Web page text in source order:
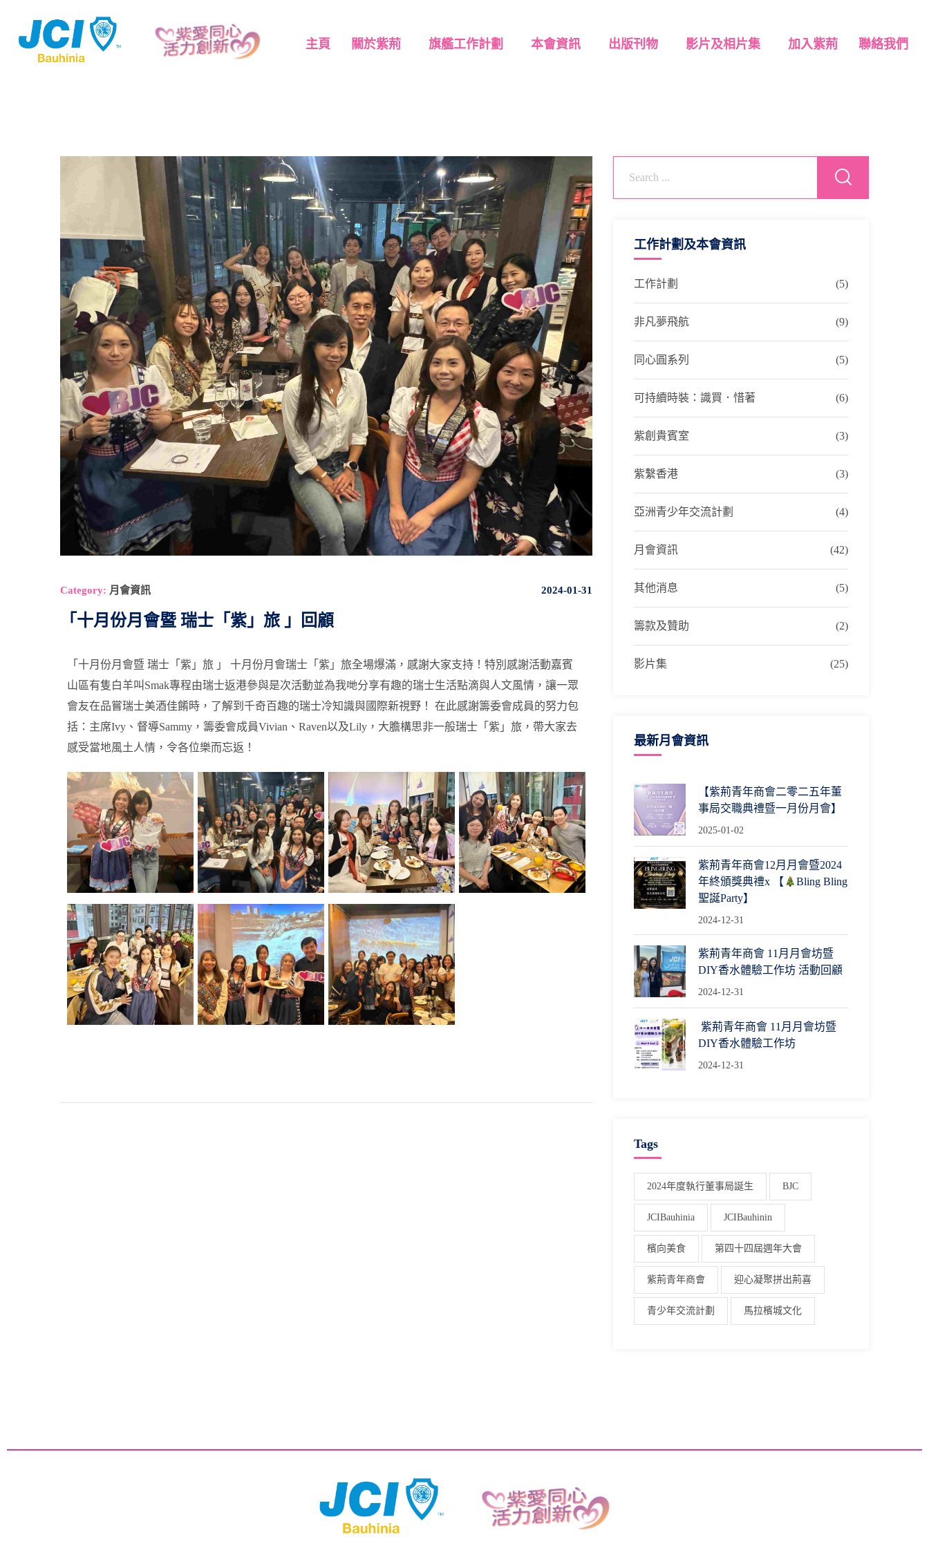
主頁 關於紫荊 旗艦工作計劃 本會資訊 出版刊物 影片及相片集 加入紫荊 聯絡我們
Category: 月會資訊 2024-01-31
「十月份月會暨 瑞士「紫」旅 」回顧
「十月份月會暨 瑞士「紫」旅 」 十月份月會瑞士「紫」旅全場爆滿，感謝大家支持！ 特別感謝活動嘉賓
山區有隻白羊叫Smak專程由瑞士返港參與是次活動並為我哋分享有趣的瑞士生活點滴與人文風情，讓一眾
會友在品嘗瑞士美酒佳餚時，了解到千奇百趣的瑞士冷知識與國際新視野！
在此感謝籌委會成員的努力包
括：主席Ivy、督導Sammy，籌委會成員Vivian、Raven以及Lily，大膽構思非一般瑞士「紫」旅，帶大家去
感受當地風土人情，令各位樂而忘返！
工作計劃及本會資訊
工作計劃 (5)
非凡夢飛航 (9)
同心圓系列 (5)
可持續時裝：識買．惜著 (6)
紫創貴賓室 (3)
紫繫香港 (3)
亞洲青少年交流計劃 (4)
月會資訊 (42)
其他消息 (5)
籌款及贊助 (2)
影片集 (25)
最新月會資訊
【紫荊青年商會二零二五年董
事局交職典禮暨一月份月會】
2025-01-02
紫荊青年商會12月月會暨2024
年終頒獎典禮x 【
Bling Bling
聖誕Party】
2024-12-31
紫荊青年商會 11月月會坊暨
DIY香水體驗工作坊 活動回顧
2024-12-31
紫荊青年商會 11月月會坊暨
DIY香水體驗工作坊
2024-12-31
Tags
2024年度執行董事局誕生 BJC
JCIBauhinia JCIBauhinin
檳向美食 第四十四屆週年大會
紫荊青年商會 迎心凝聚拼出荊喜
青少年交流計劃 馬拉檳城文化